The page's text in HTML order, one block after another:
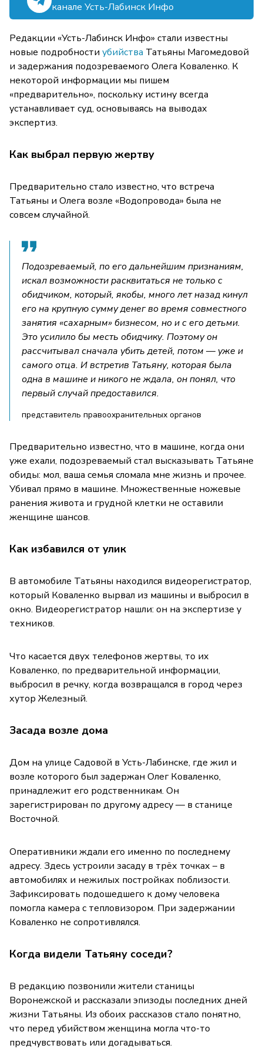
канале Усть-Лабинск Инфо
Редакции «Усть-Лабинск Инфо» стали известны
новые подробности убийства Татьяны Магомедовой
и задержания подозреваемого Олега Коваленко. К
некоторой информации мы пишем
«предварительно», поскольку истину всегда
устанавливает суд, основываясь на выводах
экспертиз.
Как выбрал первую жертву
Предварительно стало известно, что встреча
Татьяны и Олега возле «Водопровода» была не
совсем случайной.
Подозреваемый, по его дальнейшим признаниям,
искал возможности расквитаться не только с
обидчиком, который, якобы, много лет назад кинул
его на крупную сумму денег во время совместного
занятия «сахарным» бизнесом, но и с его детьми.
Это усилило бы месть обидчику. Поэтому он
рассчитывал сначала убить детей, потом — уже и
самого отца. И встретив Татьяну, которая была
одна в машине и никого не ждала, он понял, что
первый случай предоставился.
представитель правоохранительных органов
Предварительно известно, что в машине, когда они
уже ехали, подозреваемый стал высказывать Татьяне
обиды: мол, ваша семья сломала мне жизнь и прочее.
Убивал прямо в машине. Множественные ножевые
ранения живота и грудной клетки не оставили
женщине шансов.
Как избавился от улик
В автомобиле Татьяны находился видеорегистратор,
который Коваленко вырвал из машины и выбросил в
окно. Видеорегистратор нашли: он на экспертизе у
техников.
Что касается двух телефонов жертвы, то их
Коваленко, по предварительной информации,
выбросил в речку, когда возвращался в город через
хутор Железный.
Засада возле дома
Дом на улице Садовой в Усть-Лабинске, где жил и
возле которого был задержан Олег Коваленко,
принадлежит его родственникам. Он
зарегистрирован по другому адресу — в станице
Восточной.
Оперативники ждали его именно по последнему
адресу. Здесь устроили засаду в трёх точках – в
автомобилях и нежилых постройках поблизости.
Зафиксировать подошедшего к дому человека
помогла камера с тепловизором. При задержании
Коваленко не сопротивлялся.
Когда видели Татьяну соседи?
В редакцию позвонили жители станицы
Воронежской и рассказали эпизоды последних дней
жизни Татьяны. Из обоих рассказов стало понятно,
что перед убийством женщина могла что-то
предчувствовать или догадываться.